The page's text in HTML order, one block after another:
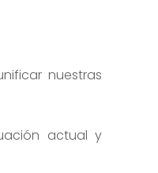
nuestras
actual y